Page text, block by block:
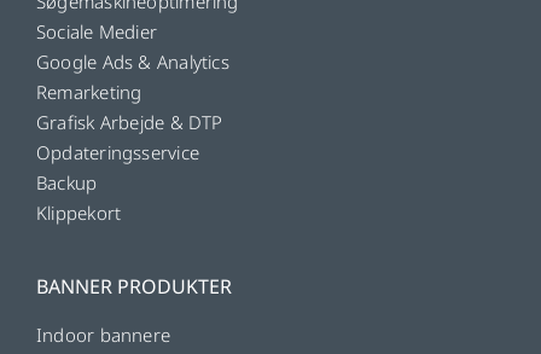
Sociale Medier
Google Ads & Analytics
Remarketing
Grafisk Arbejde & DTP
Opdateringsservice
Backup
Klippekort
BANNER PRODUKTER
Indoor bannere